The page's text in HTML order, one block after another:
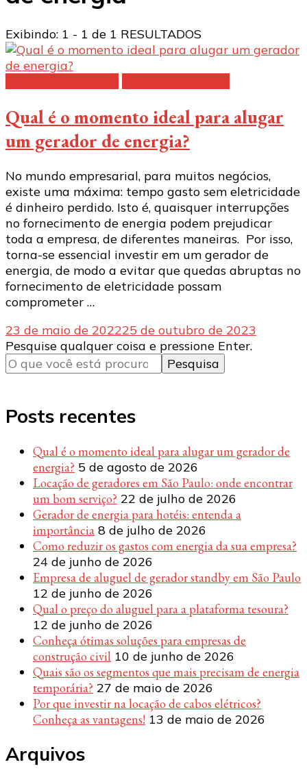
Exibindo: 1 - 1 de 1 RESULTADOS
Qual é o momento ideal para alugar
um gerador de energia?
No mundo empresarial, para muitos negócios,
existe uma máxima: tempo gasto sem eletricidade
é dinheiro perdido. Isto é, quaisquer interrupções
no fornecimento de energia podem prejudicar
toda a empresa, de diferentes maneiras. Por isso,
torna-se essencial investir em um gerador de
energia, de modo a evitar que quedas abruptas no
fornecimento de eletricidade possam
comprometer …
23 de maio de 202225 de outubro de 2023
Procurando
algo?
Pesquise qualquer coisa e pressione Enter.
Posts recentes
Qual é o momento ideal para alugar um gerador de
energia? 5 de agosto de 2026
Locação de geradores em São Paulo: onde encontrar
um bom serviço? 22 de julho de 2026
Gerador de energia para hotéis: entenda a
importância 8 de julho de 2026
Como reduzir os gastos com energia da sua empresa?
24 de junho de 2026
Empresa de aluguel de gerador standby em São Paulo
12 de junho de 2026
Qual o preço do aluguel para a plataforma tesoura?
12 de junho de 2026
Conheça ótimas soluções para empresas de
construção civil 10 de junho de 2026
Quais são os segmentos que mais precisam de energia
temporária? 27 de maio de 2026
Por que investir na locação de cabos elétricos?
Conheça as vantagens! 13 de maio de 2026
Arquivos